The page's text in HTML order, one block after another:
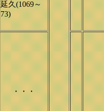
延久(1069～
73)
・・・